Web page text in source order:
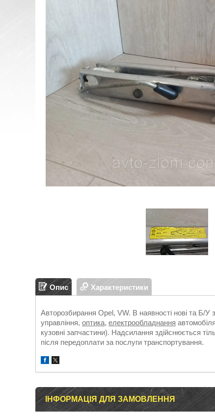
Опис Характеристики
Авторозбирання Opel, VW. В наявності нові та Б/У
управління, оптика, електрообладнання
кузовні запчастини). Надсилання
після передоплати за послуги транспортування.
ІНФОРМАЦІЯ ДЛЯ ЗАМОВЛЕННЯ